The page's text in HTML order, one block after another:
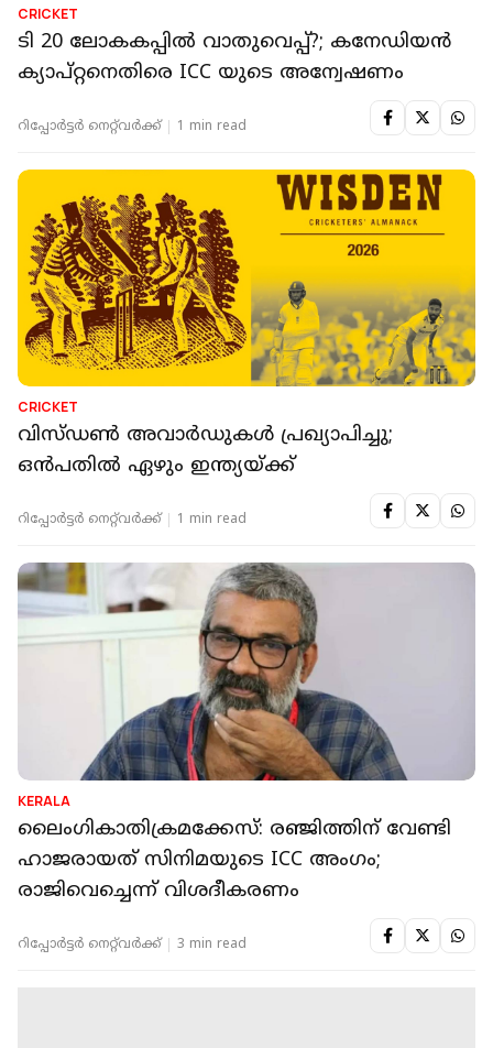
CRICKET
ടി 20 ലോകകപ്പിൽ വാതുവെപ്പ്?; കനേഡിയൻ
ക്യാപ്റ്റനെതിരെ ICC യുടെ അന്വേഷണം
റിപ്പോർട്ടർ നെറ്റ്‌വര്‍ക്ക്‌ 1 min read
CRICKET
വിസ്ഡൺ അവാർഡുകൾ പ്രഖ്യാപിച്ചു;
ഒൻപതിൽ ഏഴും ഇന്ത്യയ്ക്ക്
റിപ്പോർട്ടർ നെറ്റ്‌വര്‍ക്ക്‌ 1 min read
KERALA
ലൈംഗികാതിക്രമക്കേസ്: രഞ്ജിത്തിന് വേണ്ടി
ഹാജരായത് സിനിമയുടെ ICC അംഗം;
രാജിവെച്ചെന്ന് വിശദീകരണം
റിപ്പോർട്ടർ നെറ്റ്‌വര്‍ക്ക്‌ 3 min read